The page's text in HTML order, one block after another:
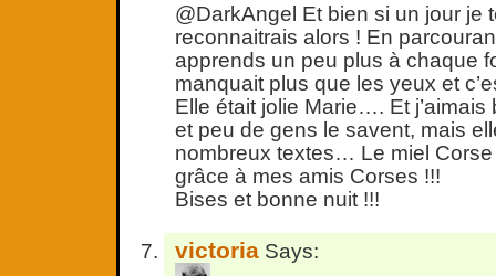
@DarkAngel Et bien si un jour je
reconnaitrais alors ! En
apprends un peu plus à chaque
manquait plus que les yeux et
Elle était jolie Marie…. Et
et peu de gens le savent, mais
nombreux textes… Le miel Corse
grâce à mes amis Corses !!!
Bises et bonne nuit !!!
victoria Says: